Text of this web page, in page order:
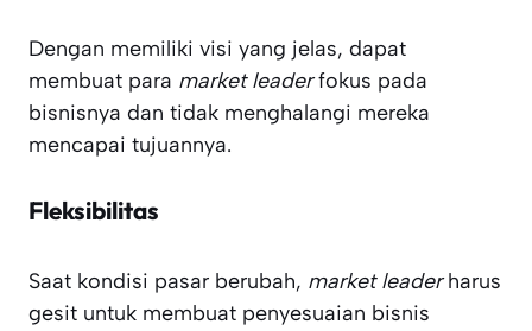
Dengan memiliki visi yang jelas, dapat
membuat para market leaderfokus pada
bisnisnya dan tidak menghalangi mereka
mencapai tujuannya.
Fleksibilitas
Saat kondisi pasar berubah, market leaderharus
gesit untuk membuat penyesuaian bisnis